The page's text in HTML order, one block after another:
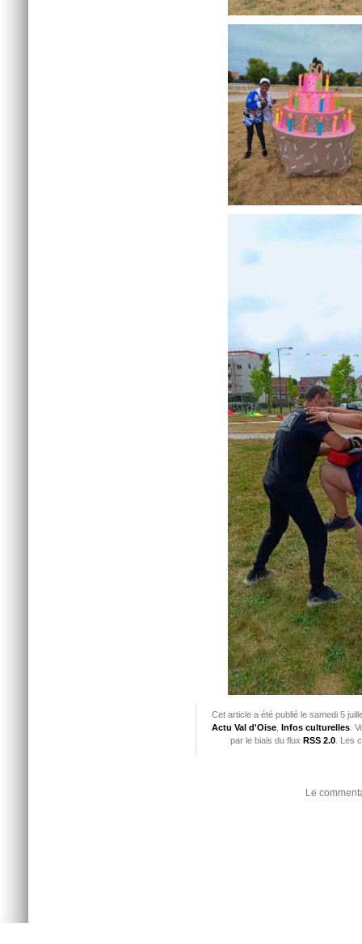
Cet article a été publié le samedi 5
Actu Val d'Oise, Infos culturelles.
par le biais du flux RSS 2.0. Les
Le